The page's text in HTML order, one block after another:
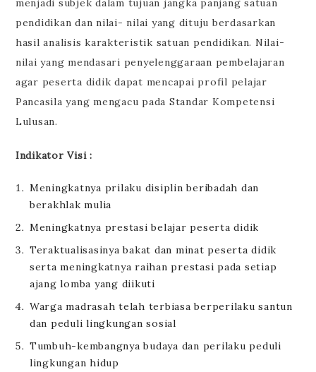
menjadi subjek dalam tujuan jangka panjang satuan
pendidikan dan nilai- nilai yang dituju berdasarkan
hasil analisis karakteristik satuan pendidikan. Nilai-
nilai yang mendasari penyelenggaraan pembelajaran
agar peserta didik dapat mencapai profil pelajar
Pancasila yang mengacu pada Standar Kompetensi
Lulusan.
Indikator Visi :
Meningkatnya prilaku disiplin beribadah dan
berakhlak mulia
Meningkatnya prestasi belajar peserta didik
Teraktualisasinya bakat dan minat peserta didik
serta meningkatnya raihan prestasi pada setiap
ajang lomba yang diikuti
Warga madrasah telah terbiasa berperilaku santun
dan peduli lingkungan sosial
Tumbuh-kembangnya budaya dan perilaku peduli
lingkungan hidup